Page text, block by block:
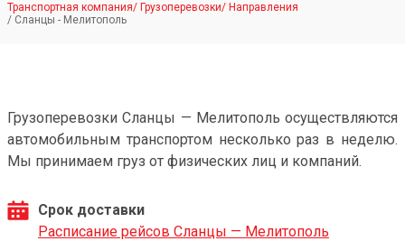
Транспортная компания/ Грузоперевозки/ Направления
/ Сланцы - Мелитополь
Грузоперевозки Сланцы — Мелитополь осуществляются
автомобильным транспортом несколько раз в неделю.
Мы принимаем груз от физических лиц и компаний.
Срок доставки
Расписание рейсов Сланцы — Мелитополь